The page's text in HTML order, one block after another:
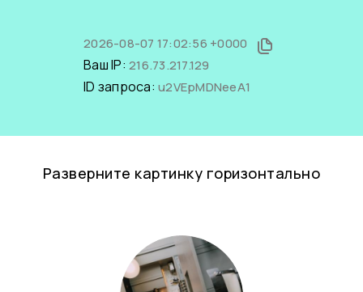
2026-08-07 17:02:56 +0000
Ваш IP: 216.73.217.129
ID запроса: u2VEpMDNeeA1
Разверните картинку горизонтально